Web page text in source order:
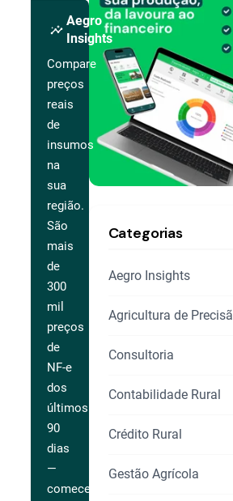
insights
Aegro
Insights
Compare
preços
reais
de
insumos
na
sua
região.
São
mais
de
300
mil
preços
de
NF-e
dos
últimos
90
dias
—
comece
Categorias
Aegro Insights
Agricultura de
Consultoria
Contabilidade Rural
Crédito Rural
Gestão Agrícola